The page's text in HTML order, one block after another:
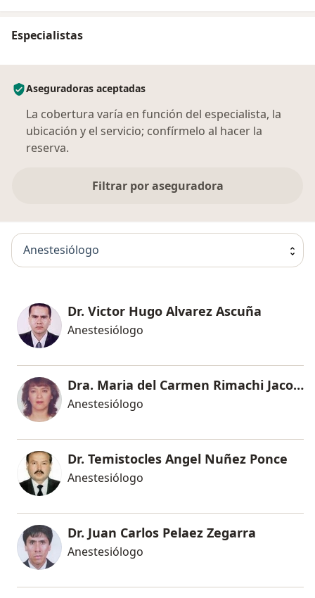
Especialistas
Aseguradoras aceptadas
La cobertura varía en función del especialista, la
ubicación y el servicio; confírmelo al hacer la
reserva.
Filtrar por aseguradora
Anestesiólogo
Dr. Victor Hugo Alvarez Ascuña
Anestesiólogo
Dra. Maria del Carmen Rimachi Jacobo
Anestesiólogo
Dr. Temistocles Angel Nuñez Ponce
Anestesiólogo
Dr. Juan Carlos Pelaez Zegarra
Anestesiólogo